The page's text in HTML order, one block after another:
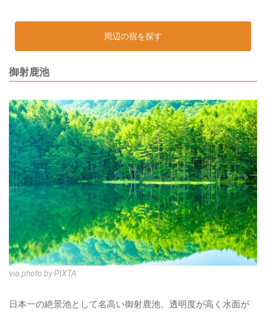
周辺の宿を探す
御射鹿池
via photo by PIXTA
日本一の絶景池として名高い御射鹿池。透明度が高く水面が